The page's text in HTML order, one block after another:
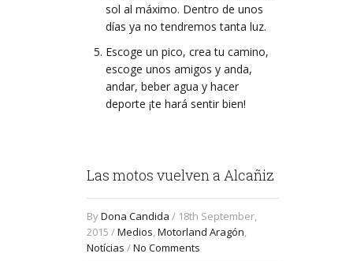
sol al máximo. Dentro de unos
días ya no tendremos tanta luz.
Escoge un pico, crea tu camino,
escoge unos amigos y anda,
andar, beber agua y hacer
deporte ¡te hará sentir bien!
Las motos vuelven a Alcañiz
ByDona Candida / 18th September,
2015 /Medios,Motorland Aragón,
Notícias /No Comments